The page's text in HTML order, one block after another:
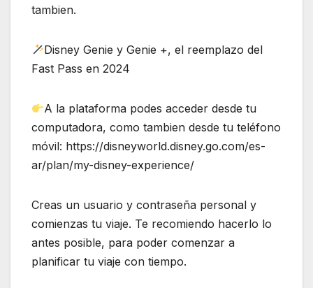
tambien.
Disney Genie y Genie +, el reemplazo del
Fast Pass en 2024
A la plataforma podes acceder desde tu
computadora, como tambien desde tu teléfono
móvil: https://disneyworld.disney.go.com/es-
ar/plan/my-disney-experience/
Creas un usuario y contraseña personal y
comienzas tu viaje. Te recomiendo hacerlo lo
antes posible, para poder comenzar a
planificar tu viaje con tiempo.